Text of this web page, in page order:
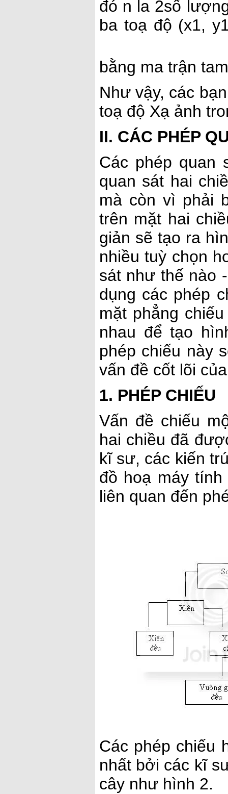
đó n la 2số
ba toạ độ (x1,
bằng ma trận
Như vậy, các
toạ độ Xạ ảnh
II. CÁC PHÉP
Các phép quan
quan sát hai
mà còn vì phải
trên mặt hai
giản sẽ tạo ra
nhiều tuỳ chọn
sát như thế nào
dụng các phép
mặt phẳng
nhau để tạo
phép chiếu này
vấn đề cốt lõi
1. PHÉP CHIẾU
Vấn đề chiếu
hai chiều đã
kĩ sư, các kiến
đồ hoạ máy
liên quan đến
Các phép chiếu
nhất bởi các kĩ
cây như hình 2.